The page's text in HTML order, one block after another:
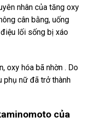
nhân của tăng oxy
cân bằng, uống
lối sống bị xáo
oxy hóa bã nhờn . Do
phụ nữ đã trở thành
của